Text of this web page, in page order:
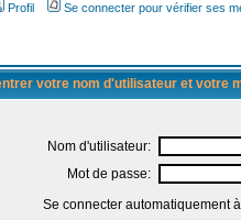
Profil
Se connecter pour vérifier ses
votre nom d'utilisateur et votre
Nom d'utilisateur:
Mot de passe:
Se connecter automatiquement